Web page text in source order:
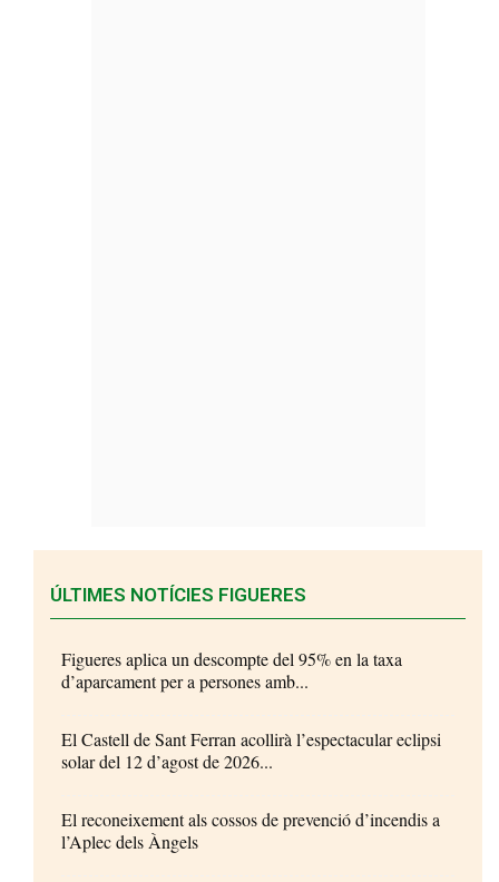
ÚLTIMES NOTÍCIES FIGUERES
Figueres aplica un descompte del 95% en la taxa
d’aparcament per a persones amb...
El Castell de Sant Ferran acollirà l’espectacular eclipsi
solar del 12 d’agost de 2026...
El reconeixement als cossos de prevenció d’incendis a
l’Aplec dels Àngels